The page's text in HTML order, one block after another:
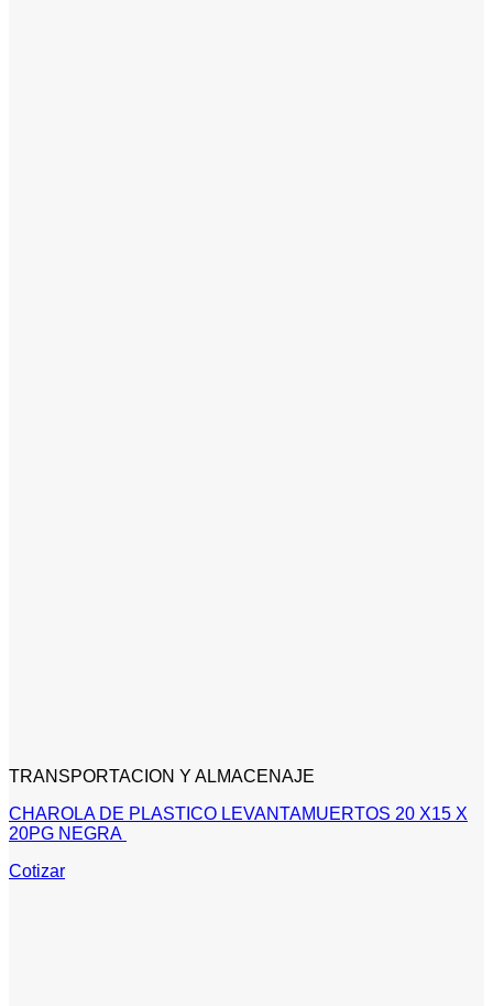
TRANSPORTACION Y ALMACENAJE
CHAROLA DE PLASTICO LEVANTAMUERTOS 20 X15 X
20PG NEGRA
Cotizar